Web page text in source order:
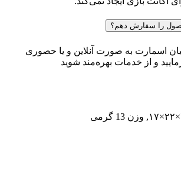
را سفارش دهم؟
اسمارت به صورت آنلاین و یا حصوری
و از خدمات بهره‌مند شوید